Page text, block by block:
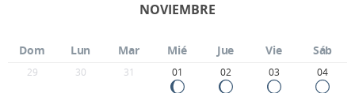
NOVIEMBRE
Dom Lun Mar Mié Jue Vie Sáb
29 30 31 01 02 03 04